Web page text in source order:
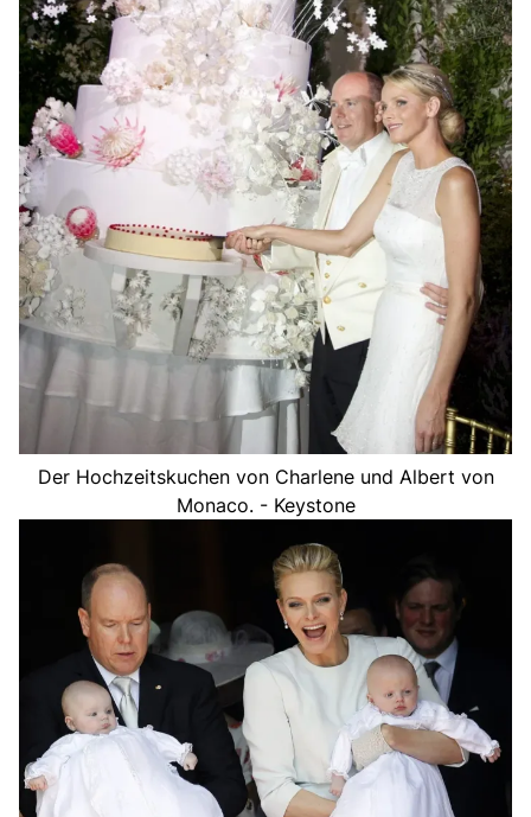
Der Hochzeitskuchen von Charlene und Albert von
Monaco. - Keystone